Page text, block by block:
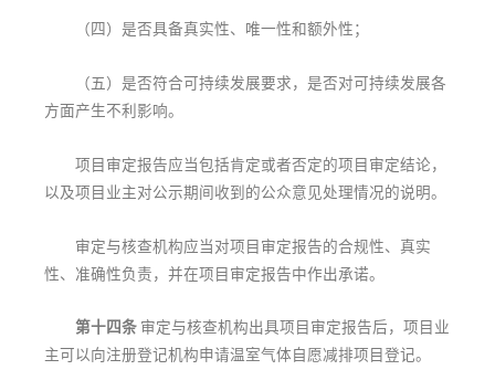
（四）是否具备真实性、唯一性和额外性；
（五）是否符合可持续发展要求，是否对可持续发展各
方面产生不利影响。
项目审定报告应当包括肯定或者否定的项目审定结论，
以及项目业主对公示期间收到的公众意见处理情况的说明。
审定与核查机构应当对项目审定报告的合规性、真实
性、准确性负责，并在项目审定报告中作出承诺。
第十四条 审定与核查机构出具项目审定报告后，项目业
主可以向注册登记机构申请温室气体自愿减排项目登记。